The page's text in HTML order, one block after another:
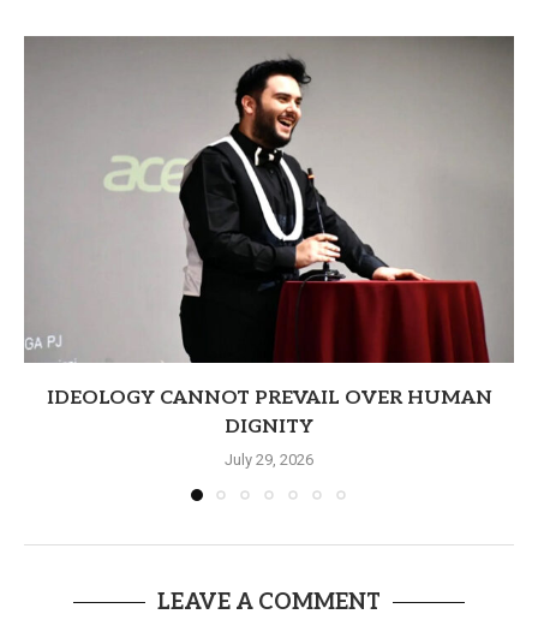
IDEOLOGY CANNOT PREVAIL OVER HUMAN
DIGNITY
July 29, 2026
LEAVE A COMMENT